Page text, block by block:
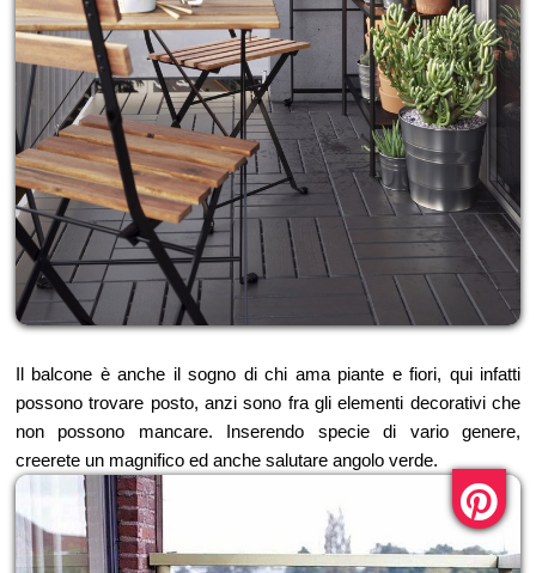
Il balcone è anche il sogno di chi ama piante e fiori, qui infatti
possono trovare posto, anzi sono fra gli elementi decorativi che
non possono mancare. Inserendo specie di vario genere,
creerete un magnifico ed anche salutare angolo verde.